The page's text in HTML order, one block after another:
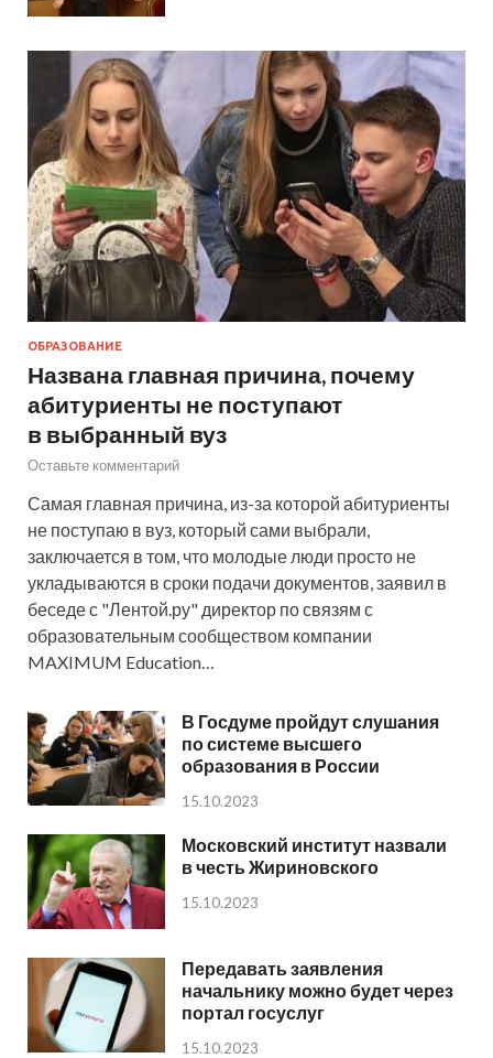
ОБРАЗОВАНИЕ
Названа главная причина, почему
абитуриенты не поступают
в выбранный вуз
Оставьте комментарий
Самая главная причина, из-за которой абитуриенты
не поступаю в вуз, который сами выбрали,
заключается в том, что молодые люди просто не
укладываются в сроки подачи документов, заявил в
беседе с "Лентой.ру" директор по связям с
образовательным сообществом компании
MAXIMUM Education…
В Госдуме пройдут слушания
по системе высшего
образования в России
15.10.2023
Московский институт назвали
в честь Жириновского
15.10.2023
Передавать заявления
начальнику можно будет через
портал госуслуг
15.10.2023